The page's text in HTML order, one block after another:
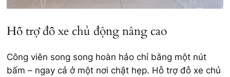
Hỗ trợ đỗ xe chủ động nâng cao
Công viên song song hoàn hảo chỉ bằng một nút
bấm – ngay cả ở một nơi chật hẹp. Hỗ trợ đỗ xe chủ